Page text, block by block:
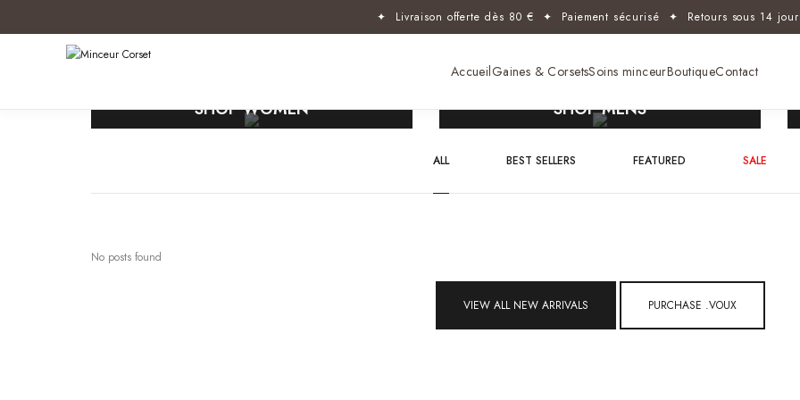
✦ Livraison offerte dès 80 € ✦ Paiement sécurisé ✦ Retours sous 14
AccueilGaines & CorsetsSoins minceurBoutiqueContact
SHOP WOMEN
Free shipping for all orders
SHOP MENS
Free shipping for all orders
ALL
BEST SELLERS FEATURED SALE
No posts found
VIEW ALL NEW ARRIVALS PURCHASE .VOUX